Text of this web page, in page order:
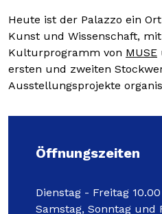
Membership
Presse
Heute ist der Palazzo ein
Kunst und Wissenschaft,
Kulturprogramm von MUSE
ersten und zweiten
Ausstellungsprojekte
Öffnungszeiten
Dienstag - Freitag
Samstag, Sonntag und